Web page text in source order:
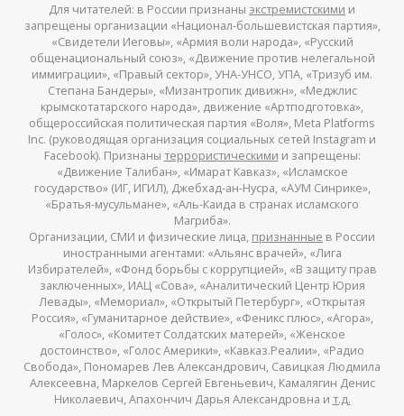
Для читателей: в России признаны экстремистскими и
запрещены организации «Национал-большевистская партия»,
«Свидетели Иеговы», «Армия воли народа», «Русский
общенациональный союз», «Движение против нелегальной
иммиграции», «Правый сектор», УНА-УНСО, УПА, «Тризуб им.
Степана Бандеры», «Мизантропик дивижн», «Меджлис
крымскотатарского народа», движение «Артподготовка»,
общероссийская политическая партия «Воля», Meta Platforms
Inc. (руководящая организация социальных сетей Instagram и
Facebook). Признаны террористическими и запрещены:
«Движение Талибан», «Имарат Кавказ», «Исламское
государство» (ИГ, ИГИЛ), Джебхад-ан-Нусра, «АУМ Синрике»,
«Братья-мусульмане», «Аль-Каида в странах исламского
Магриба».
Организации, СМИ и физические лица, признанные в России
иностранными агентами: «Альянс врачей», «Лига
Избирателей», «Фонд борьбы с коррупцией», «В защиту прав
заключенных», ИАЦ «Сова», «Аналитический Центр Юрия
Левады», «Мемориал», «Открытый Петербург», «Открытая
Россия», «Гуманитарное действие», «Феникс плюс», «Агора»,
«Голос», «Комитет Солдатских матерей», «Женское
достоинство», «Голос Америки», «Кавказ.Реалии», «Радио
Свобода», Пономарев Лев Александрович, Савицкая Людмила
Алексеевна, Маркелов Сергей Евгеньевич, Камалягин Денис
Николаевич, Апахончич Дарья Александровна и т.д.